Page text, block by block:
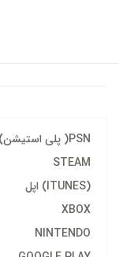
PSN( پلی استیشن)
STEAM
(ITUNES) اپل
XBOX
NINTENDO